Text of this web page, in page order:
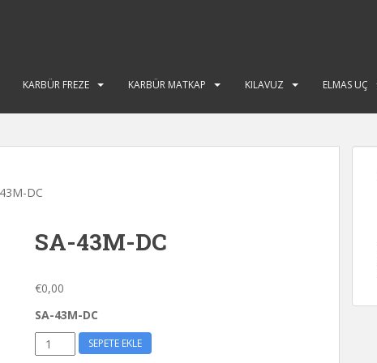
KARBÜR FREZE KARBÜR MATKAP KILAVUZ ELMAS UÇ
DC
SA-43M-DC
€0,00
SA-43M-DC
SA-
43M-
SEPETE EKLE